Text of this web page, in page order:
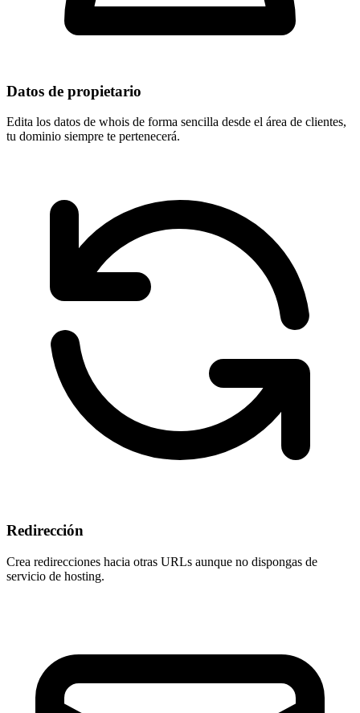
Datos de propietario
Edita los datos de whois de forma sencilla desde el área de clientes,
tu dominio siempre te pertenecerá.
Redirección
Crea redirecciones hacia otras URLs aunque no dispongas de
servicio de hosting.